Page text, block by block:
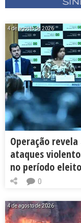
4 de agosto de 2026
Operação
ataques
no período
0
4 de agosto de 2026